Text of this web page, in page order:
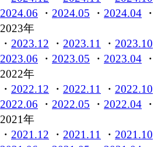
2024.06 ・ 2024.05 ・ 2024.04
2023年
・ 2023.12 ・ 2023.11 ・ 2023.10
2023.06 ・ 2023.05 ・ 2023.04
2022年
・ 2022.12 ・ 2022.11 ・ 2022.10
2022.06 ・ 2022.05 ・ 2022.04
2021年
・ 2021.12 ・ 2021.11 ・ 2021.10